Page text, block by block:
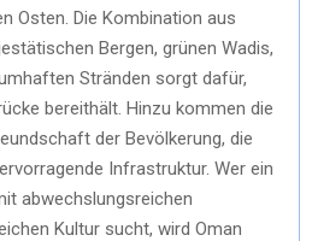
Osten. Die Kombination aus
Bergen, grünen Wadis,
Stränden sorgt dafür,
bereithält. Hinzu kommen die
der Bevölkerung, die
Infrastruktur. Wer ein
abwechslungsreichen
Kultur sucht, wird Oman